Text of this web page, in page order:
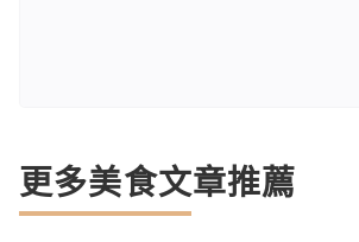
更多美食文章推薦